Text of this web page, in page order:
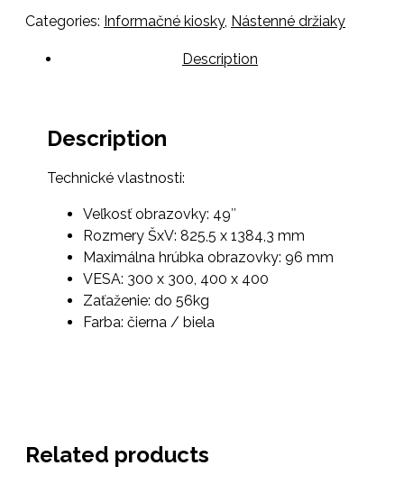
Categories: Informačné kiosky, Nástenné držiaky
Description
Description
Technické vlastnosti:
Veľkosť obrazovky: 49″
Rozmery ŠxV: 825,5 x 1384,3 mm
Maximálna hrúbka obrazovky: 96 mm
VESA: 300 x 300, 400 x 400
Zaťaženie: do 56kg
Farba: čierna / biela
Related products